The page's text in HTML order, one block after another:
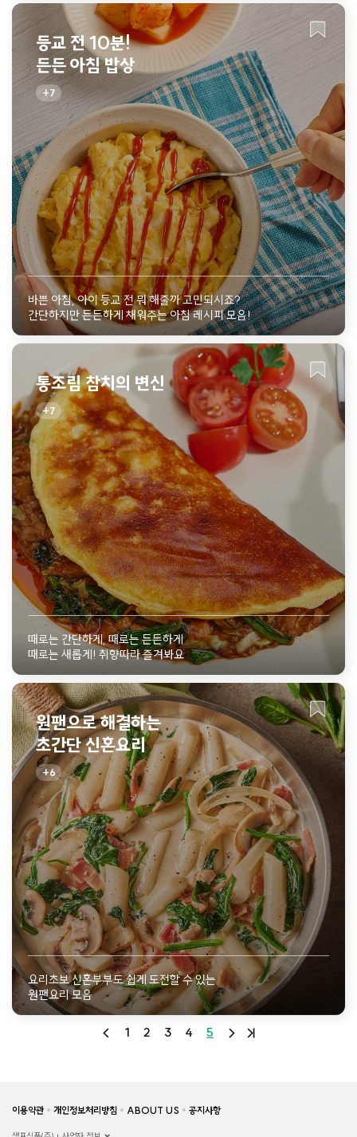
등교 전 10분!
든든 아침 밥상
7
바쁜 아침, 아이 등교 전 뭐 해줄까 고민되시죠?
간단하지만 든든하게 채워주는 아침 레시피 모음!
통조림 참치의 변신
7
때로는 간단하게, 때로는 든든하게
때로는 새롭게! 취향따라 즐겨봐요
원팬으로 해결하는
초간단 신혼요리
6
요리초보 신혼부부도 쉽게 도전할 수 있는
원팬요리 모음
1 2 3 4 5
이용약관 개인정보처리방침 ABOUT US 공지사항